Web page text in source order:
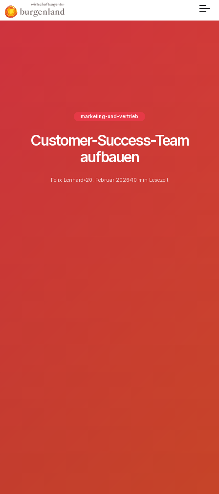
marketing-und-vertrieb
Customer-Success-Team
aufbauen
Felix Lenhard 20. Februar 2026 10 min Lesezeit